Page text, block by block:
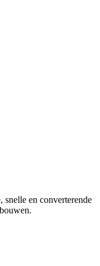
en converterende